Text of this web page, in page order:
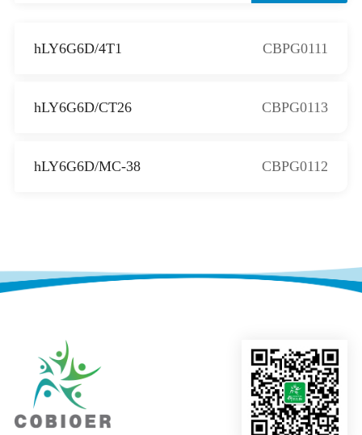
hLY6G6D/4T1 CBPG0111
hLY6G6D/CT26 CBPG0113
hLY6G6D/MC-38 CBPG0112